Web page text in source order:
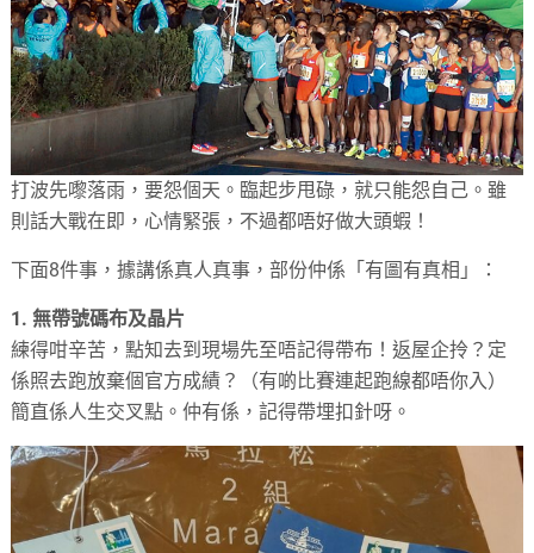
打波先嚟落雨，要怨個天。臨起步甩碌，就只能怨自己。雖
則話大戰在即，心情緊張，不過都唔好做大頭蝦！
下面8件事，據講係真人真事，部份仲係「有圖有真相」：
1. 無帶號碼布及晶片
練得咁辛苦，點知去到現場先至唔記得帶布！返屋企拎？定
係照去跑放棄個官方成績？（有啲比賽連起跑線都唔你入）
簡直係人生交叉點。仲有係，記得帶埋扣針呀。